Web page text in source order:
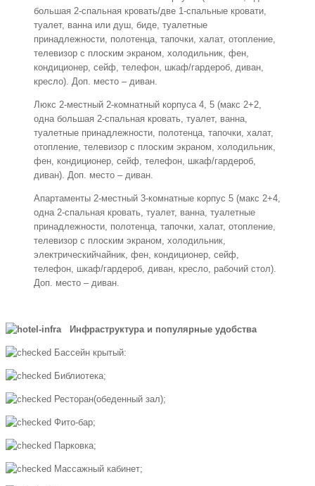
большая 2-спальная кровать/две 1-спальные кровати,
туалет, ванна или душ, биде, туалетные
принадлежности, полотенца, тапочки, халат, отопление,
телевизор с плоским экраном, холодильник, фен,
кондиционер, сейф, телефон, шкаф/гардероб, диван,
кресло). Доп. место – диван.
Люкс 2-местный 2-комнатный корпуса 4, 5 (макс 2+2,
одна большая 2-спальная кровать, туалет, ванна,
туалетные принадлежности, полотенца, тапочки, халат,
отопление, телевизор с плоским экраном, холодильник,
фен, кондиционер, сейф, телефон, шкаф/гардероб,
диван). Доп. место – диван.
Апартаменты 2-местный 3-комнатные корпус 5 (макс 2+4,
одна 2-спальная кровать, туалет, ванна, туалетные
принадлежности, полотенца, тапочки, халат, отопление,
телевизор с плоским экраном, холодильник,
электрическийчайник, фен, кондиционер, сейф,
телефон, шкаф/гардероб, диван, кресло, рабочий стол).
Доп. место – диван.
Инфраструктура и популярные удобства
Бассейн крытый:
Библиотека;
Ресторан(обеденный зал);
Фито-бар;
Парковка;
Массажный кабинет;